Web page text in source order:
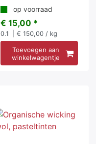
op voorraad
€ 15,00 *
0.1 | € 150,00 / kg
Toevoegen aan
winkelwagentje